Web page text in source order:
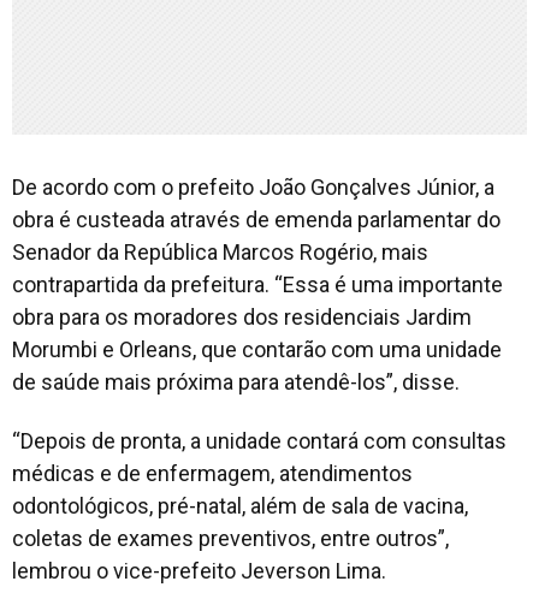
De acordo com o prefeito João Gonçalves Júnior, a
obra é custeada através de emenda parlamentar do
Senador da República Marcos Rogério, mais
contrapartida da prefeitura. “Essa é uma importante
obra para os moradores dos residenciais Jardim
Morumbi e Orleans, que contarão com uma unidade
de saúde mais próxima para atendê-los”, disse.
“Depois de pronta, a unidade contará com consultas
médicas e de enfermagem, atendimentos
odontológicos, pré-natal, além de sala de vacina,
coletas de exames preventivos, entre outros”,
lembrou o vice-prefeito Jeverson Lima.